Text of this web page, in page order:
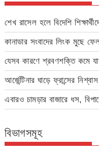
শেখ রাসেল হলে বিদেশি
কানাডার সংবাদের লিংক মুছে
যেসব কারণে শ্রবণশক্তি কমে
আর্জেন্টিনার ঘাড়ে ফ্রান্সের নিশ্বাস
এবারও চামড়ার বাজারে ধস,
বিভাগসমূহ